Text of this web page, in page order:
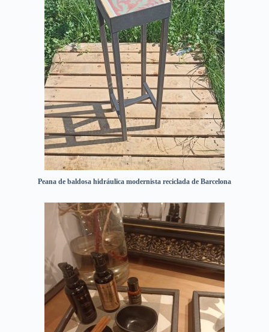
Peana de baldosa hidráulica modernista reciclada de Barcelona